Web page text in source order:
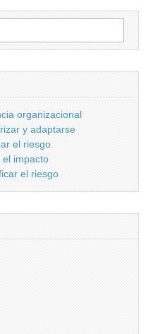
organizacional
y adaptarse
el riesgo.
el impacto
el riesgo